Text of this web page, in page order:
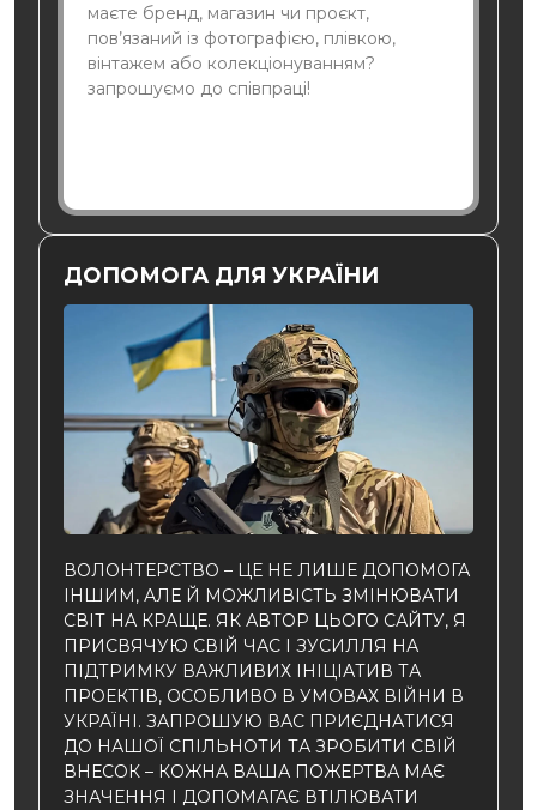
маєте бренд, магазин чи проєкт,
пов’язаний із фотографією, плівкою,
вінтажем або колекціонуванням?
запрошуємо до співпраці!
ДОПОМОГА ДЛЯ УКРАЇНИ
ВОЛОНТЕРСТВО – ЦЕ НЕ ЛИШЕ ДОПОМОГА
ІНШИМ, АЛЕ Й МОЖЛИВІСТЬ ЗМІНЮВАТИ
СВІТ НА КРАЩЕ. ЯК АВТОР ЦЬОГО САЙТУ, Я
ПРИСВЯЧУЮ СВІЙ ЧАС І ЗУСИЛЛЯ НА
ПІДТРИМКУ ВАЖЛИВИХ ІНІЦІАТИВ ТА
ПРОЕКТІВ, ОСОБЛИВО В УМОВАХ ВІЙНИ В
УКРАЇНІ. ЗАПРОШУЮ ВАС ПРИЄДНАТИСЯ
ДО НАШОЇ СПІЛЬНОТИ ТА ЗРОБИТИ СВІЙ
ВНЕСОК – КОЖНА ВАША ПОЖЕРТВА МАЄ
ЗНАЧЕННЯ І ДОПОМАГАЄ ВТІЛЮВАТИ